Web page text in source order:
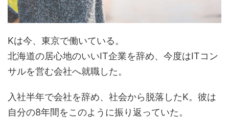
Kは今、東京で働いている。
北海道の居心地のいいIT企業を辞め、今度はITコン
サルを営む会社へ就職した。
入社半年で会社を辞め、社会から脱落したK。彼は
自分の8年間をこのように振り返っていた。